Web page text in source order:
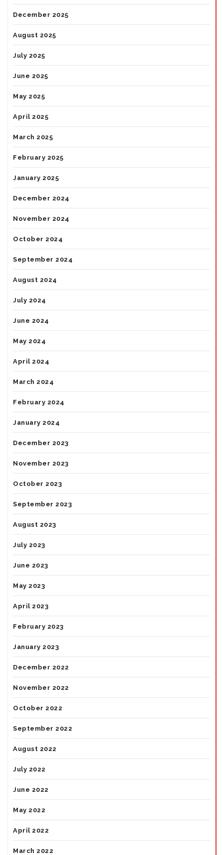
December 2025
August 2025
July 2025
June 2025
May 2025
April 2025
March 2025
February 2025
January 2025
December 2024
November 2024
October 2024
September 2024
August 2024
July 2024
June 2024
May 2024
April 2024
March 2024
February 2024
January 2024
December 2023
November 2023
October 2023
September 2023
August 2023
July 2023
June 2023
May 2023
April 2023
February 2023
January 2023
December 2022
November 2022
October 2022
September 2022
August 2022
July 2022
June 2022
May 2022
April 2022
March 2022